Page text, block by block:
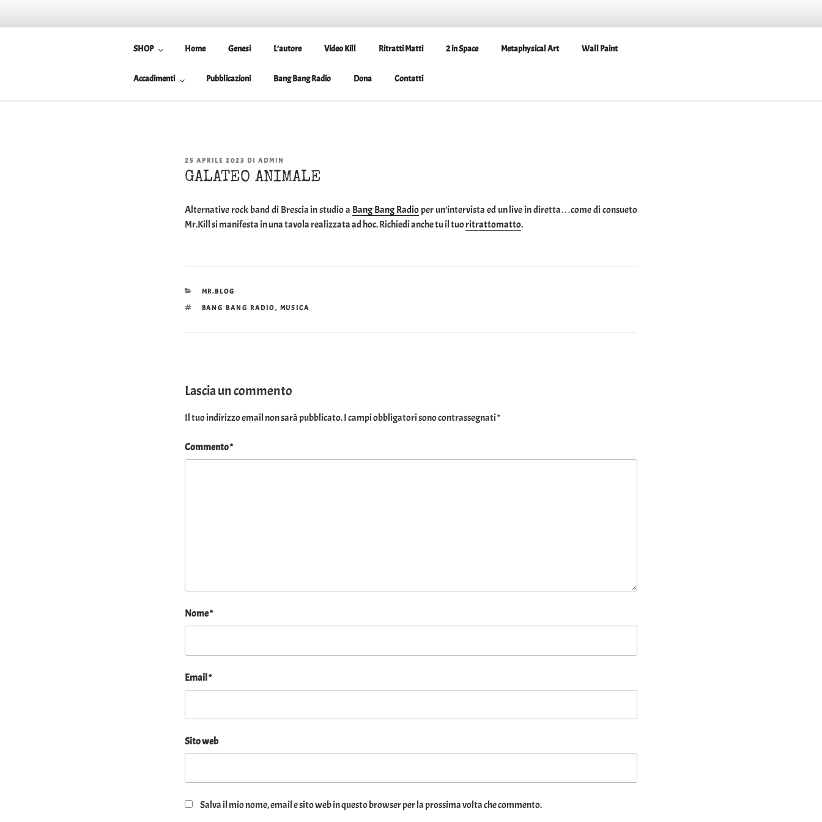
Mr.Kill
SHOP Home Genesi L’autore Video Kill Ritratti Matti 2 in Space Metaphysical Art Wall Paint
Accadimenti Pubblicazioni Bang Bang Radio Dona Contatti
PUBBLICATO
IL
25 APRILE 2023 DI ADMIN
GALATEO ANIMALE
Alternative rock band di Brescia in studio a Bang Bang Radioper un’intervista ed un live in diretta…come di consueto
Mr.Kill si manifesta in una tavola realizzata ad hoc. Richiedi anche tu il tuoritrattomatto.
CATEGORIE
MR.BLOG
TAG
BANG BANG RADIO, MUSICA
Lascia un commento
Il tuo indirizzo email non sarà pubblicato.I campi obbligatori sono contrassegnati*
Commento*
Nome*
Email*
Sito web
Salva il mio nome, email e sito web in questo browser per la prossima volta che commento.